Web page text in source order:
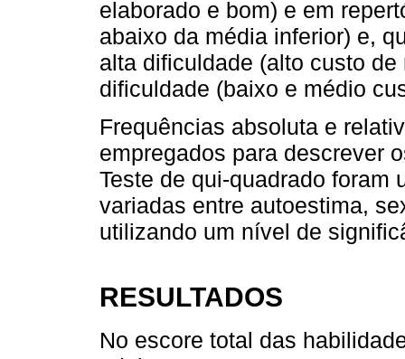
elaborado e bom) e em
abaixo da média inferior) e,
alta dificuldade (alto custo
dificuldade (baixo e médio
Frequências absoluta e
empregados para descrever
Teste de qui-quadrado foram
variadas entre autoestima,
utilizando um nível de
RESULTADOS
No escore total das